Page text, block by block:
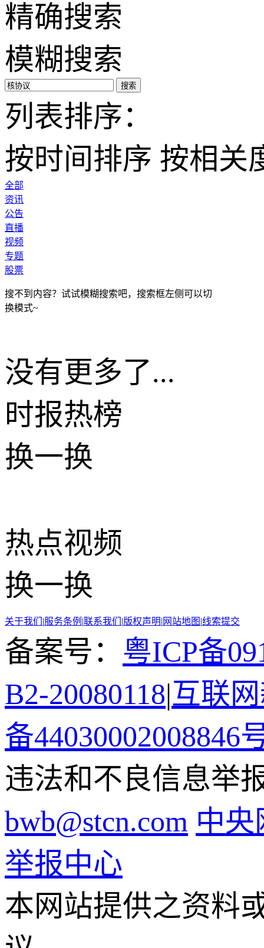
精确搜索
模糊搜索
搜索
列表排序：
按时间排序 按相关
全部
资讯
公告
直播
视频
专题
股票
搜不到内容？试试模糊搜索吧，搜索框左侧可以切
换模式~
没有更多了...
时报热榜
换一换
热点视频
换一换
关于我们 |服务条例 |联系我们 |版权声明| 网站地图 |线索提交
备案号： 粤ICP备
B2-20080118|互联
备44030002008846
违法和不良信息举
bwb@stcn.com 中
举报中心
本网站提供之资料